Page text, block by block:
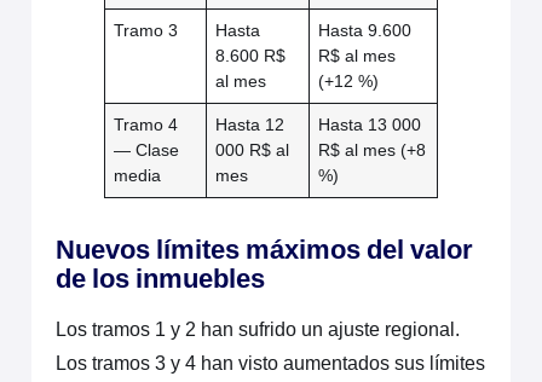
Tramo 3
Hasta
8.600 R$
al mes
Hasta 9.600
R$ al mes
(+12 %)
Tramo 4
— Clase
media
Hasta 12
000 R$ al
mes
Hasta 13 000
R$ al mes (+8
%)
Nuevos límites máximos del valor
de los inmuebles
Los tramos 1 y 2 han sufrido un ajuste regional.
Los tramos 3 y 4 han visto aumentados sus límites